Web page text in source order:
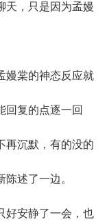
，只是因为孟嫚
棠的神态反应就
回复的点逐一回
再沉默，有的没的
述了一边。
安静了一会，也